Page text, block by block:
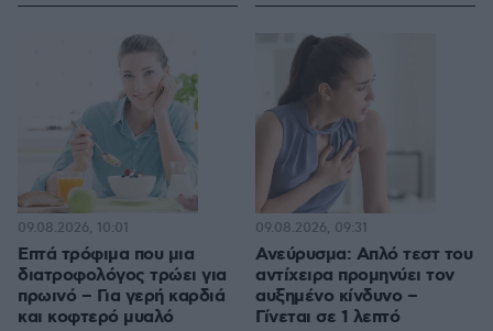
Επτά τρόφιμα που μια
διατροφολόγος τρώει για
πρωινό – Για γερή καρδιά
και κοφτερό μυαλό
09.08.2026, 10:01
Ανεύρυσμα: Απλό τεστ του
αντίχειρα προμηνύει τον
αυξημένο κίνδυνο –
Γίνεται σε 1 λεπτό
09.08.2026, 09:31